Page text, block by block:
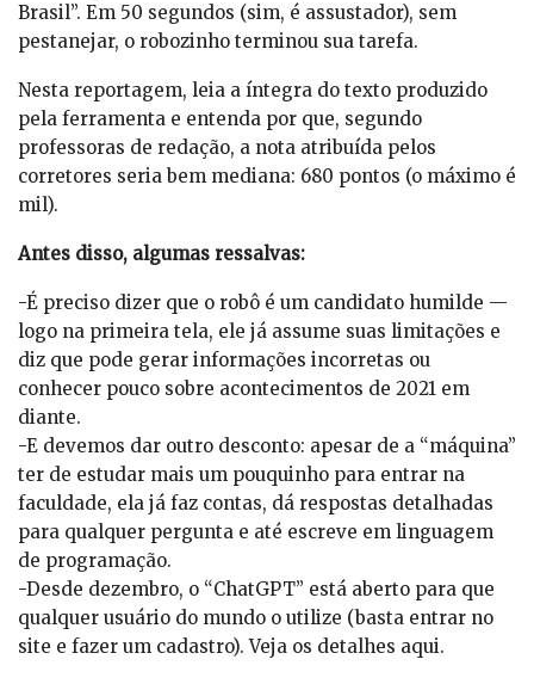
Brasil”. Em 50 segundos (sim, é assustador), sem
pestanejar, o robozinho terminou sua tarefa.
Nesta reportagem, leia a íntegra do texto produzido
pela ferramenta e entenda por que, segundo
professoras de redação, a nota atribuída pelos
corretores seria bem mediana: 680 pontos (o máximo é
mil).
Antes disso, algumas ressalvas:
-É preciso dizer que o robô é um candidato humilde —
logo na primeira tela, ele já assume suas limitações e
diz que pode gerar informações incorretas ou
conhecer pouco sobre acontecimentos de 2021 em
diante.
-E devemos dar outro desconto: apesar de a “máquina”
ter de estudar mais um pouquinho para entrar na
faculdade, ela já faz contas, dá respostas detalhadas
para qualquer pergunta e até escreve em linguagem
de programação.
-Desde dezembro, o “ChatGPT” está aberto para que
qualquer usuário do mundo o utilize (basta entrar no
site e fazer um cadastro). Veja os detalhes aqui.